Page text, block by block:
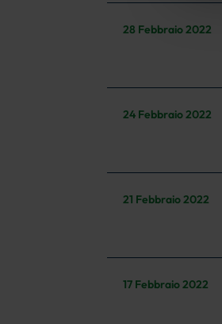
28 Febbraio 2022
24 Febbraio 2022
21 Febbraio 2022
17 Febbraio 2022